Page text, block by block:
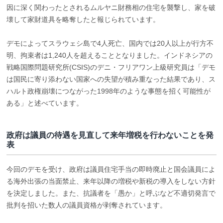
因に深く関わったとされるムルヤニ財務相の住宅を襲撃し、家を破
壊して家財道具を略奪したと報じられています。
デモによってスラウェシ島で4人死亡、国内では20人以上が行方不
明、拘束者は1,240人を超えることとなりました。インドネシアの
戦略国際問題研究所(CSIS)のデニ・フリアワン上級研究員は「デモ
は国民に寄り添わない国家への失望が積み重なった結果であり、ス
ハルト政権崩壊につながった1998年のような事態を招く可能性が
ある」と述べています。
政府は議員の待遇を見直して来年増税を行わないことを発
表
今回のデモを受け、政府は議員住宅手当の即時廃止と国会議員によ
る海外出張の当面禁止、来年以降の増税や新税の導入をしない方針
を決定しました。また、抗議者を「愚か」と呼ぶなど不適切発言で
批判を招いた数人の議員資格が剥奪されています。